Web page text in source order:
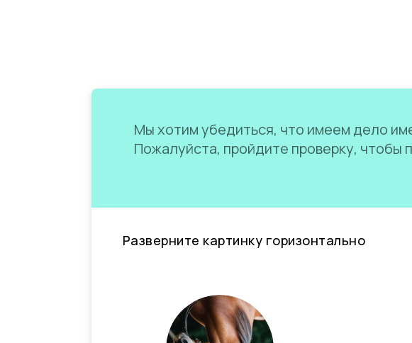
Мы хотим убедиться, что имеем дело
Пожалуйста, пройдите проверку, чтобы
Разверните картинку горизонтально